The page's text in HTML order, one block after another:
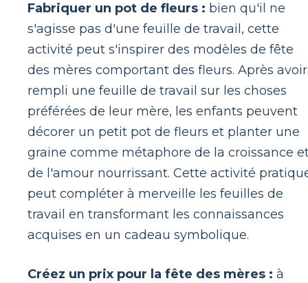
Fabriquer un pot de fleurs : bien qu'il ne
s'agisse pas d'une feuille de travail, cette
activité peut s'inspirer des modèles de fête
des mères comportant des fleurs. Après avoir
rempli une feuille de travail sur les choses
préférées de leur mère, les enfants peuvent
décorer un petit pot de fleurs et planter une
graine comme métaphore de la croissance
de l'amour nourrissant. Cette activité
peut compléter à merveille les feuilles de
travail en transformant les connaissances
acquises en un cadeau symbolique.
Créez un prix pour la fête des mères : à